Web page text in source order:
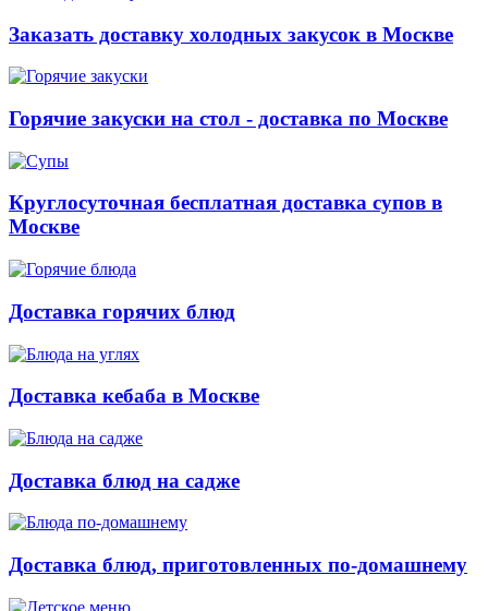
Заказать доставку холодных закусок в Москве
Горячие закуски на стол - доставка по Москве
Круглосуточная бесплатная доставка супов в
Москве
Доставка горячих блюд
Доставка кебаба в Москве
Доставка блюд на садже
Доставка блюд, приготовленных по-домашнему